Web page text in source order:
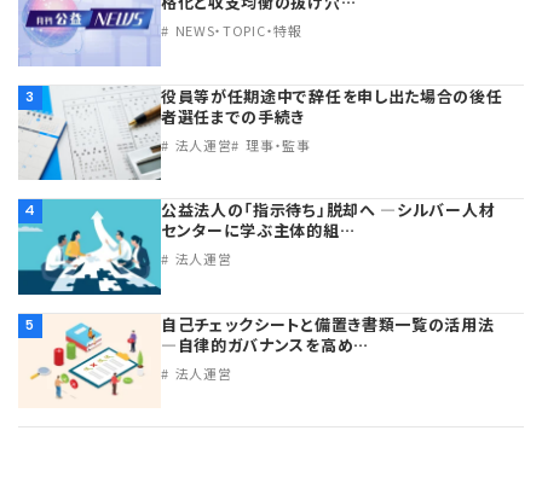
NEWS・TOPIC・特報
3
役員等が任期途中で辞任を申し出た場合の後任
者選任までの手続き
法人運営 理事・監事
4
公益法人の「指示待ち」脱却へ ―シルバー人材
センターに学ぶ主体的組…
法人運営
5
自己チェックシートと備置き書類一覧の活用法
―自律的ガバナンスを高め…
法人運営